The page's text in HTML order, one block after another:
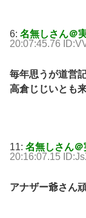
6: 名無しさん＠
20:07:45.76
毎年思うが道営
高倉じじいとも
11: 名無しさん＠
20:16:07.15
アナザー爺さん